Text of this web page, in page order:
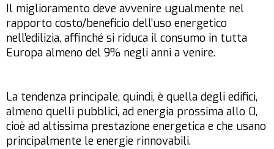
Il miglioramento deve avvenire ugualmente nel
rapporto costo/beneficio dell’uso energetico
nell’edilizia, affinché si riduca il consumo in tutta
Europa almeno del 9% negli anni a venire.
La tendenza principale, quindi, è quella degli edifici,
almeno quelli pubblici, ad energia prossima allo 0,
cioè ad altissima prestazione energetica e che usano
principalmente le energie rinnovabili.